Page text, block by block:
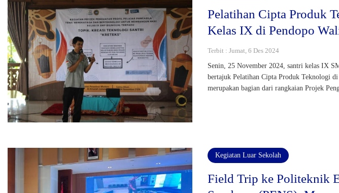
Pelatihan Cipta Produk
Kelas IX di Pendopo
Terbit : Jumat, 6 Des 2024
Senin, 25 November 2024, santri kelas IX
bertajuk Pelatihan Cipta Produk Teknologi
merupakan bagian dari rangkaian Projek
Kegiatan Luar Sekolah
Field Trip ke Politeknik